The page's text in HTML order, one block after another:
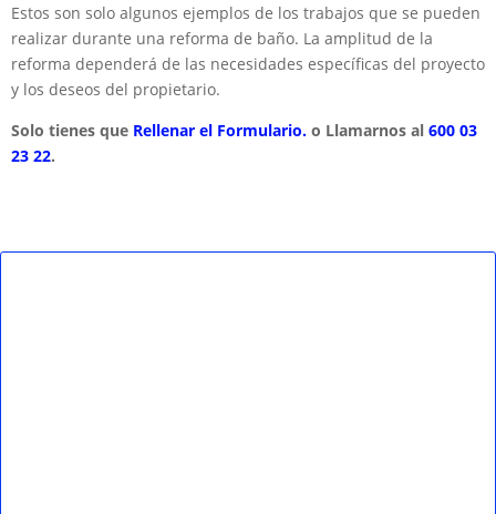
Estos son solo algunos ejemplos de los trabajos que se pueden
realizar durante una reforma de baño. La amplitud de la
reforma dependerá de las necesidades específicas del proyecto
y los deseos del propietario.
Solo tienes que Rellenar el Formulario. o Llamarnos al 600 03
23 22.